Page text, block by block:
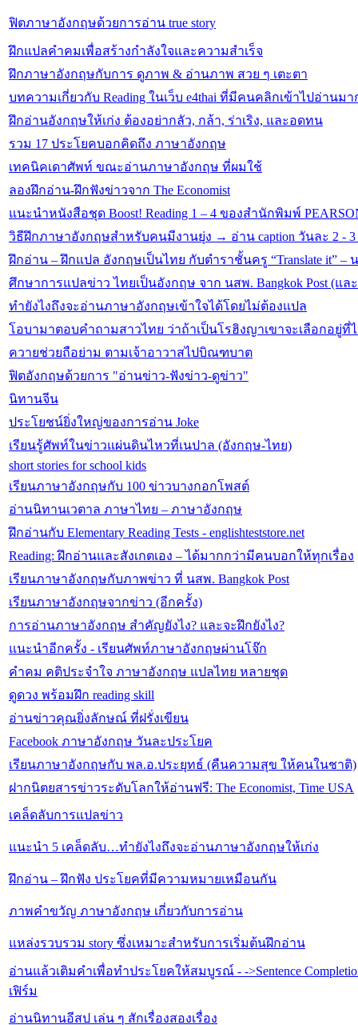
ฟิตภาษาอังกฤษด้วยการอ่าน true story
ฝึกแปลคำคมเพื่อสร้างกำลังใจและความสำเร็จ
ฝึกภาษาอังกฤษกับการ ดูภาพ & อ่านภาพ สวย ๆ เตะตา
บทความเกี่ยวกับ Reading ในเว็บ e4thai ที่มีคนคลิกเข้าไปอ่านม
ฝึกอ่านอังกฤษให้เก่ง ต้องอย่ากลัว, กล้า, ร่าเริง, และอดทน
รวม 17 ประโยคบอกคิดถึง ภาษาอังกฤษ
เทคนิคเดาศัพท์ ขณะอ่านภาษาอังกฤษ ที่ผมใช้
ลองฝึกอ่าน-ฝึกฟังข่าวจาก The Economist
แนะนำหนังสือชุด Boost! Reading 1 – 4 ของสำนักพิมพ์
วิธีฝึกภาษาอังกฤษสำหรับคนมีงานยุ่ง → อ่าน caption วันละ 2 -
ฝึกอ่าน – ฝึกแปล อังกฤษเป็นไทย กับตำราชั้นครู “Translate it” – น
ศึกษาการแปลข่าว ไทยเป็นอังกฤษ จาก นสพ. Bangkok Post (และ
ทำยังไงถึงจะอ่านภาษาอังกฤษเข้าใจได้โดยไม่ต้องแปล
โอบามาตอบคำถามสาวไทย ว่าถ้าเป็นโรฮิงญาเขาจะเลือกอยู่ที่
ควายช่วยถือย่าม ตามเจ้าอาวาสไปบิณฑบาต
ฟิตอังกฤษด้วยการ "อ่านข่าว-ฟังข่าว-ดูข่าว"
นิทานจีน
ประโยชน์ยิ่งใหญ่ของการอ่าน Joke
เรียนรู้ศัพท์ในข่าวแผ่นดินไหวที่เนปาล (อังกฤษ-ไทย)
short stories for school kids
เรียนภาษาอังกฤษกับ 100 ข่าวบางกอกโพสต์
อ่านนิทานเวตาล ภาษาไทย – ภาษาอังกฤษ
ฝึกอ่านกับ Elementary Reading Tests - englishteststore.net
Reading: ฝึกอ่านและสังเกตเอง – ได้มากกว่ามีคนบอกให้ทุกเรื่อง
เรียนภาษาอังกฤษกับภาพข่าว ที่ นสพ. Bangkok Post
เรียนภาษาอังกฤษจากข่าว (อีกครั้ง)
การอ่านภาษาอังกฤษ สำคัญยังไง? และจะฝึกยังไง?
แนะนำอีกครั้ง - เรียนศัพท์ภาษาอังกฤษผ่านโจ๊ก
คำคม คติประจำใจ ภาษาอังกฤษ แปลไทย หลายชุด
ดูดวง พร้อมฝึก reading skill
อ่านข่าวคุณยิ่งลักษณ์ ที่ฝรั่งเขียน
Facebook ภาษาอังกฤษ วันละประโยค
เรียนภาษาอังกฤษกับ พล.อ.ประยุทธ์ (คืนความสุข ให้คนในชาติ)
ฝากนิตยสารข่าวระดับโลกให้อ่านฟรี: The Economist, Time USA
เคล็ดลับการแปลข่าว
แนะนำ 5 เคล็ดลับ…ทำยังไงถึงจะอ่านภาษาอังกฤษให้เก่ง
ฝึกอ่าน – ฝึกฟัง ประโยคที่มีความหมายเหมือนกัน
ภาพคำขวัญ ภาษาอังกฤษ เกี่ยวกับการอ่าน
แหล่งรวบรวม story ซึ่งเหมาะสำหรับการเริ่มต้นฝึกอ่าน
อ่านแล้วเติมคำเพื่อทำประโยคให้สมบูรณ์ - ->Sentence
เฟิร์ม
อ่านนิทานอีสป เล่น ๆ สักเรื่องสองเรื่อง